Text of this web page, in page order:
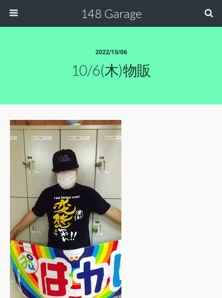
148 Garage
2022/10/06
10/6(木)物販